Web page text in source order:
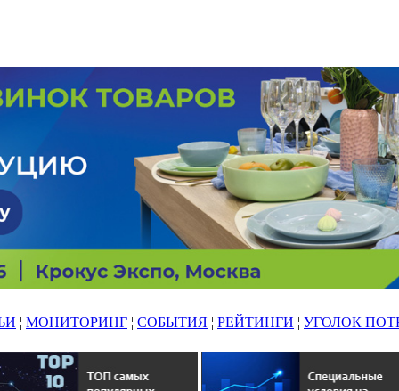
¦ МОНИТОРИНГ ¦ СОБЫТИЯ ¦ РЕЙТИНГИ ¦ УГОЛОК